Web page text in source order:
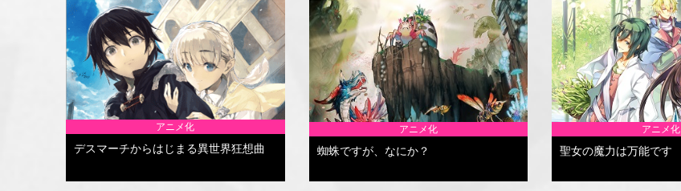
アニメ化
デスマーチからはじまる異世界狂想曲
アニメ化
蜘蛛ですが、なにか？
アニメ化
聖女の魔力は万能です